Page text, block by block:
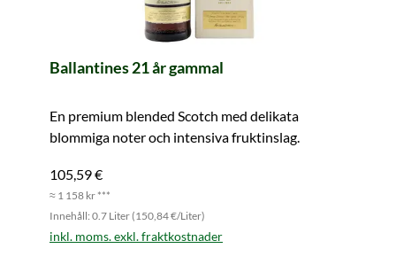
Ballantines 21 år gammal
En premium blended Scotch med delikata
blommiga noter och intensiva fruktinslag.
105,59 €
≈ 1 158 kr ***
Innehåll: 0.7 Liter (150,84 €/Liter)
inkl. moms. exkl. fraktkostnader